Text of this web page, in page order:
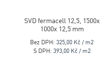
SVD fermacell 12,5, 1500x
1000x 12,5 mm
Bez DPH: 325,00 Kč / m2
S DPH: 393,00 Kč / m2